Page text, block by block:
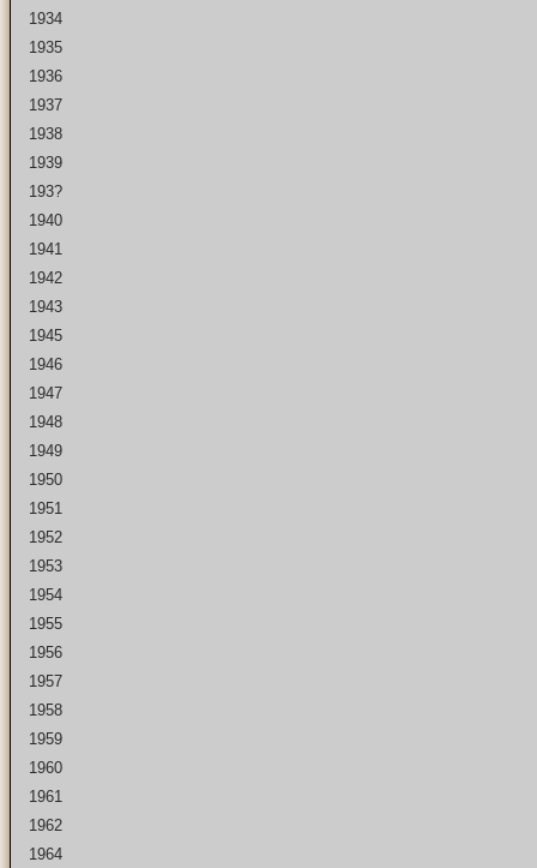
1934
1935
1936
1937
1938
1939
193?
1940
1941
1942
1943
1945
1946
1947
1948
1949
1950
1951
1952
1953
1954
1955
1956
1957
1958
1959
1960
1961
1962
1964